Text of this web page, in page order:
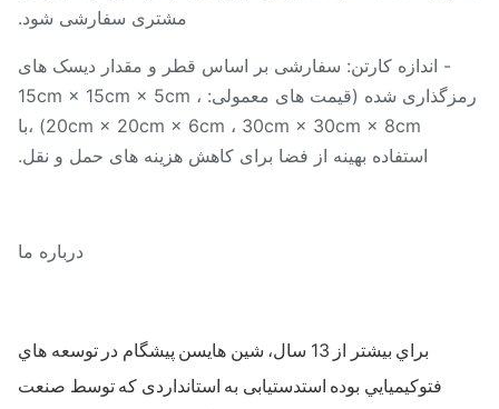
مشتری سفارشی شود.
- اندازه کارتن: سفارشی بر اساس قطر و مقدار دیسک های
رمزگذاری شده (قیمت های معمولی: 15cm × 15cm × 5cm ،
20cm × 20cm × 6cm ، 30cm × 30cm × 8cm) ،با
استفاده بهینه از فضا برای کاهش هزینه های حمل و نقل.
درباره ما
براي بيشتر از 13 سال، شين هايسن پيشگام در توسعه هاي
فتوکيميايي بوده استدستیابی به استانداردی که توسط صنعت